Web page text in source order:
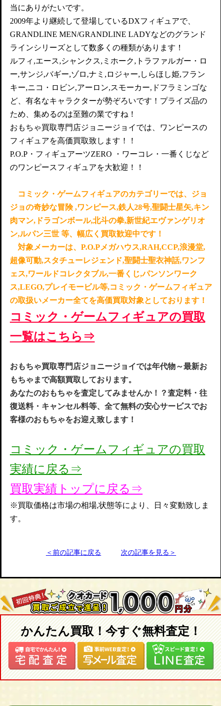
当にありがたいです。
2009年より継続して登場しているDXフィギュアで、
GRANDLINE MEN/GRANDLINE LADYなどのグランド
ラインシリーズとして数多くの種類があります！
ルフィ,エース,シャンクス,ミホーク,トラファルガー・ロ
ー,サンジ,バギー,ゾロ,ナミ,ロジャー,しらほし姫,フラン
キー,ニコ・ロビン,アーロン,スモーカー,ドフラミンゴな
ど、有名なキャラクターが勢ぞろいです！プライズ品の
ため、集めるのは至難の業ですね！
おもちゃ買取専門店ジョニージョイでは、ワンピースの
フィギュアを高価買取致します！！
P.O.P・フィギュアーツZERO ・ワーコレ・一番くじなど
のワンピースフィギュアを大歓迎！！
コミック・ゲームフィギュアのカテゴリーでは、ジョ
ジョの奇妙な冒険 ,ワンピース,鉄人28号,聖闘士星矢,キン
肉マン,ドラゴンボール,北斗の拳,新世紀エヴァンゲリオ
ン,ルパン三世 等、幅広く買取歓迎中です！
対象メーカーは、P.O.Pメガハウス,RAH,CCP,浪漫堂,
超像可動,スタチューレジェンド,聖闘士聖衣神話,ワンフ
ェス,ワールドコレクタブル,一番くじ,パンソンワーク
ス,LEGO,プレイモービル等,コミック・ゲームフィギュア
の取扱いメーカー全てを高価買取対象としております！
コミック・ゲームフィギュアの買取
一覧はこちら⇒
おもちゃ買取専門店ジョニージョイでは年代物～最新お
もちゃまで高額買取しております。
あなたのおもちゃを査定してみませんか！？査定料・往
復送料・キャンセル料等、全て無料の安心サービスでお
客様のおもちゃをお迎え致します！
コミック・ゲームフィギュアの買取
実績に戻る⇒
買取実績トップに戻る⇒
※買取価格は市場の相場,状態等により、日々変動致しま
す。
＜前の記事に戻る 次の記事を見る＞
かんたん買取！今すぐ無料査定！